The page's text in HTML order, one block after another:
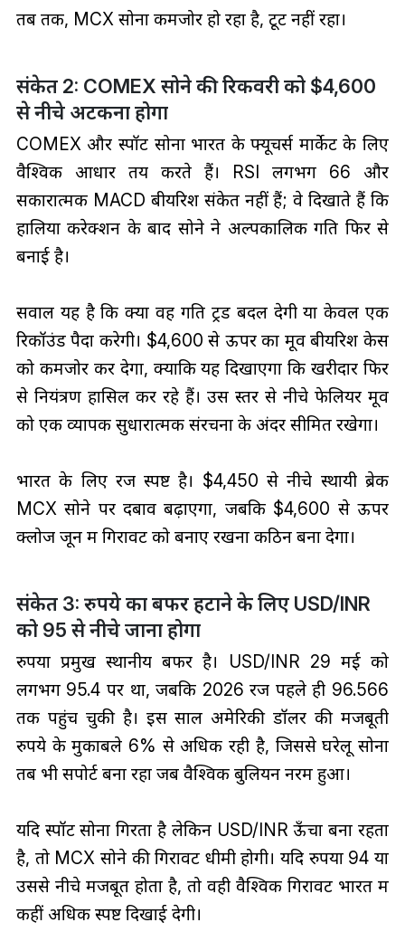
तब तक, MCX सोना कमजोर हो रहा है, टूट नहीं रहा।
संकेत 2: COMEX सोने की रिकवरी को $4,600
से नीचे अटकना होगा
COMEX और स्पॉट सोना भारत के फ्यूचर्स मार्केट के लिए
वैश्विक आधार तय करते हैं। RSI लगभग 66 और
सकारात्मक MACD बीयरिश संकेत नहीं हैं; वे दिखाते हैं कि
हालिया करेक्शन के बाद सोने ने अल्पकालिक गति फिर से
बनाई है।
सवाल यह है कि क्या वह गति ट्रेंड बदल देगी या केवल एक
रिकॉउंड पैदा करेगी। $4,600 से ऊपर का मूव बीयरिश केस
को कमजोर कर देगा, क्योंकि यह दिखाएगा कि खरीदार फिर
से नियंत्रण हासिल कर रहे हैं। उस स्तर से नीचे फेलियर मूव
को एक व्यापक सुधारात्मक संरचना के अंदर सीमित रखेगा।
भारत के लिए रेंज स्पष्ट है। $4,450 से नीचे स्थायी ब्रेक
MCX सोने पर दबाव बढ़ाएगा, जबकि $4,600 से ऊपर
क्लोज जून में गिरावट को बनाए रखना कठिन बना देगा।
संकेत 3: रुपये का बफर हटाने के लिए USD/INR
को 95 से नीचे जाना होगा
रुपया प्रमुख स्थानीय बफर है। USD/INR 29 मई को
लगभग 95.4 पर था, जबकि 2026 रेंज पहले ही 96.566
तक पहुंच चुकी है। इस साल अमेरिकी डॉलर की मजबूती
रुपये के मुकाबले 6% से अधिक रही है, जिससे घरेलू सोना
तब भी सपोर्ट बना रहा जब वैश्विक बुलियन नरम हुआ।
यदि स्पॉट सोना गिरता है लेकिन USD/INR ऊँचा बना रहता
है, तो MCX सोने की गिरावट धीमी होगी। यदि रुपया 94 या
उससे नीचे मजबूत होता है, तो वही वैश्विक गिरावट भारत में
कहीं अधिक स्पष्ट दिखाई देगी।